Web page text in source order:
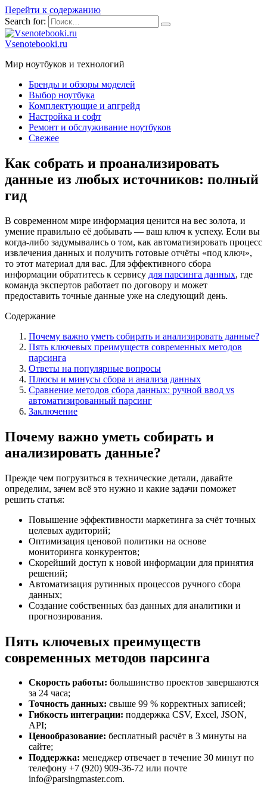
Перейти к содержанию
Search for:
Vsenotebooki.ru
Мир ноутбуков и технологий
Бренды и обзоры моделей
Выбор ноутбука
Комплектующие и апгрейд
Настройка и софт
Ремонт и обслуживание ноутбуков
Свежее
Как собрать и проанализировать
данные из любых источников: полный
гид
В современном мире информация ценится на вес золота, и
умение правильно её добывать — ваш ключ к успеху. Если вы
когда-либо задумывались о том, как автоматизировать процесс
извлечения данных и получить готовые отчёты «под ключ»,
то этот материал для вас. Для эффективного сбора
информации обратитесь к сервису для парсинга данных, где
команда экспертов работает по договору и может
предоставить точные данные уже на следующий день.
Содержание
Почему важно уметь собирать и анализировать данные?
Пять ключевых преимуществ современных методов
парсинга
Ответы на популярные вопросы
Плюсы и минусы сбора и анализа данных
Сравнение методов сбора данных: ручной ввод vs
автоматизированный парсинг
Заключение
Почему важно уметь собирать и
анализировать данные?
Прежде чем погрузиться в технические детали, давайте
определим, зачем всё это нужно и какие задачи поможет
решить статья:
Повышение эффективности маркетинга за счёт точных
целевых аудиторий;
Оптимизация ценовой политики на основе
мониторинга конкурентов;
Скорейший доступ к новой информации для принятия
решений;
Автоматизация рутинных процессов ручного сбора
данных;
Создание собственных баз данных для аналитики и
прогнозирования.
Пять ключевых преимуществ
современных методов парсинга
Скорость работы: большинство проектов завершаются
за 24 часа;
Точность данных: свыше 99 % корректных записей;
Гибкость интеграции: поддержка CSV, Excel, JSON,
API;
Ценообразование: бесплатный расчёт в 3 минуты на
сайте;
Поддержка: менеджер отвечает в течение 30 минут по
телефону +7 (920) 909-36-72 или почте
info@parsingmaster.com.